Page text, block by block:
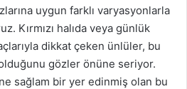
uygun farklı varyasyonlarla
Kırmızı halıda veya günlük
dikkat çeken ünlüler, bu
gözler önüne seriyor.
sağlam bir yer edinmiş olan bu